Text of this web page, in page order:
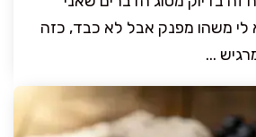
לי משהו מפנק אבל לא כבד, כזה
...